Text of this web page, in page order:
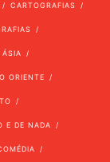
CARTOGRAFIAS
ORIENTE
E DE NADA